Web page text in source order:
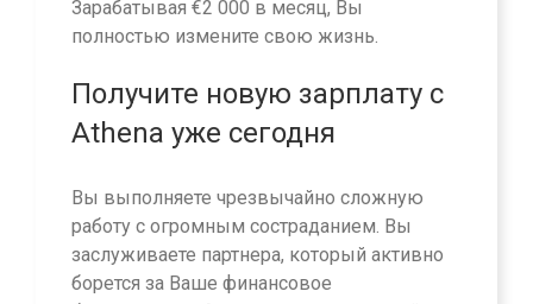
Зарабатывая €2 000 в месяц, Вы
полностью измените свою жизнь.
Получите новую зарплату с
Athena уже сегодня
Вы выполняете чрезвычайно сложную
работу с огромным состраданием. Вы
заслуживаете партнера, который активно
борется за Ваше финансовое